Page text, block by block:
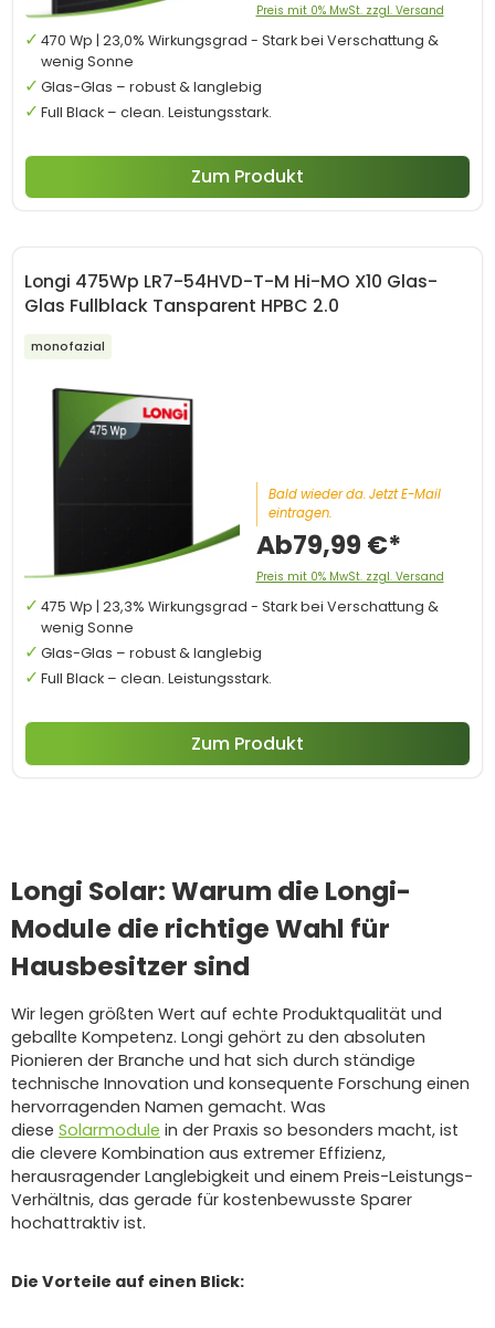
Preis mit 0% MwSt. zzgl. Versand
470 Wp | 23,0% Wirkungsgrad - Stark bei Verschattung &
wenig Sonne
Glas-Glas – robust & langlebig
Full Black – clean. Leistungsstark.
Zum Produkt
Longi 475Wp LR7-54HVD-T-M Hi-MO X10 Glas-
Glas Fullblack Tansparent HPBC 2.0
monofazial
Bald wieder da. Jetzt E-Mail
eintragen.
Ab79,99 €*
Preis mit 0% MwSt. zzgl. Versand
475 Wp | 23,3% Wirkungsgrad - Stark bei Verschattung &
wenig Sonne
Glas-Glas – robust & langlebig
Full Black – clean. Leistungsstark.
Zum Produkt
Longi Solar: Warum die Longi-
Module die richtige Wahl für
Hausbesitzer sind
Wir legen größten Wert auf echte Produktqualität und
geballte Kompetenz. Longi gehört zu den absoluten
Pionieren der Branche und hat sich durch ständige
technische Innovation und konsequente Forschung einen
hervorragenden Namen gemacht. Was
diese Solarmodule in der Praxis so besonders macht, ist
die clevere Kombination aus extremer Effizienz,
herausragender Langlebigkeit und einem Preis-Leistungs-
Verhältnis, das gerade für kostenbewusste Sparer
hochattraktiv ist.
Die Vorteile auf einen Blick: